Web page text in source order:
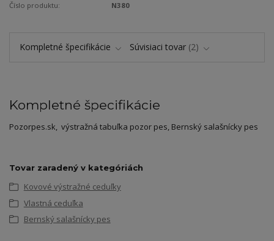
Číslo produktu: N380
Kompletné špecifikácie Súvisiaci tovar 2
Kompletné špecifikácie
Pozorpes.sk, výstražná tabuľka pozor pes, Bernský salašnícky pes
Tovar zaradený v kategóriách
Kovové výstražné ceduľky
Vlastná ceduľka
Bernský salašnícky pes